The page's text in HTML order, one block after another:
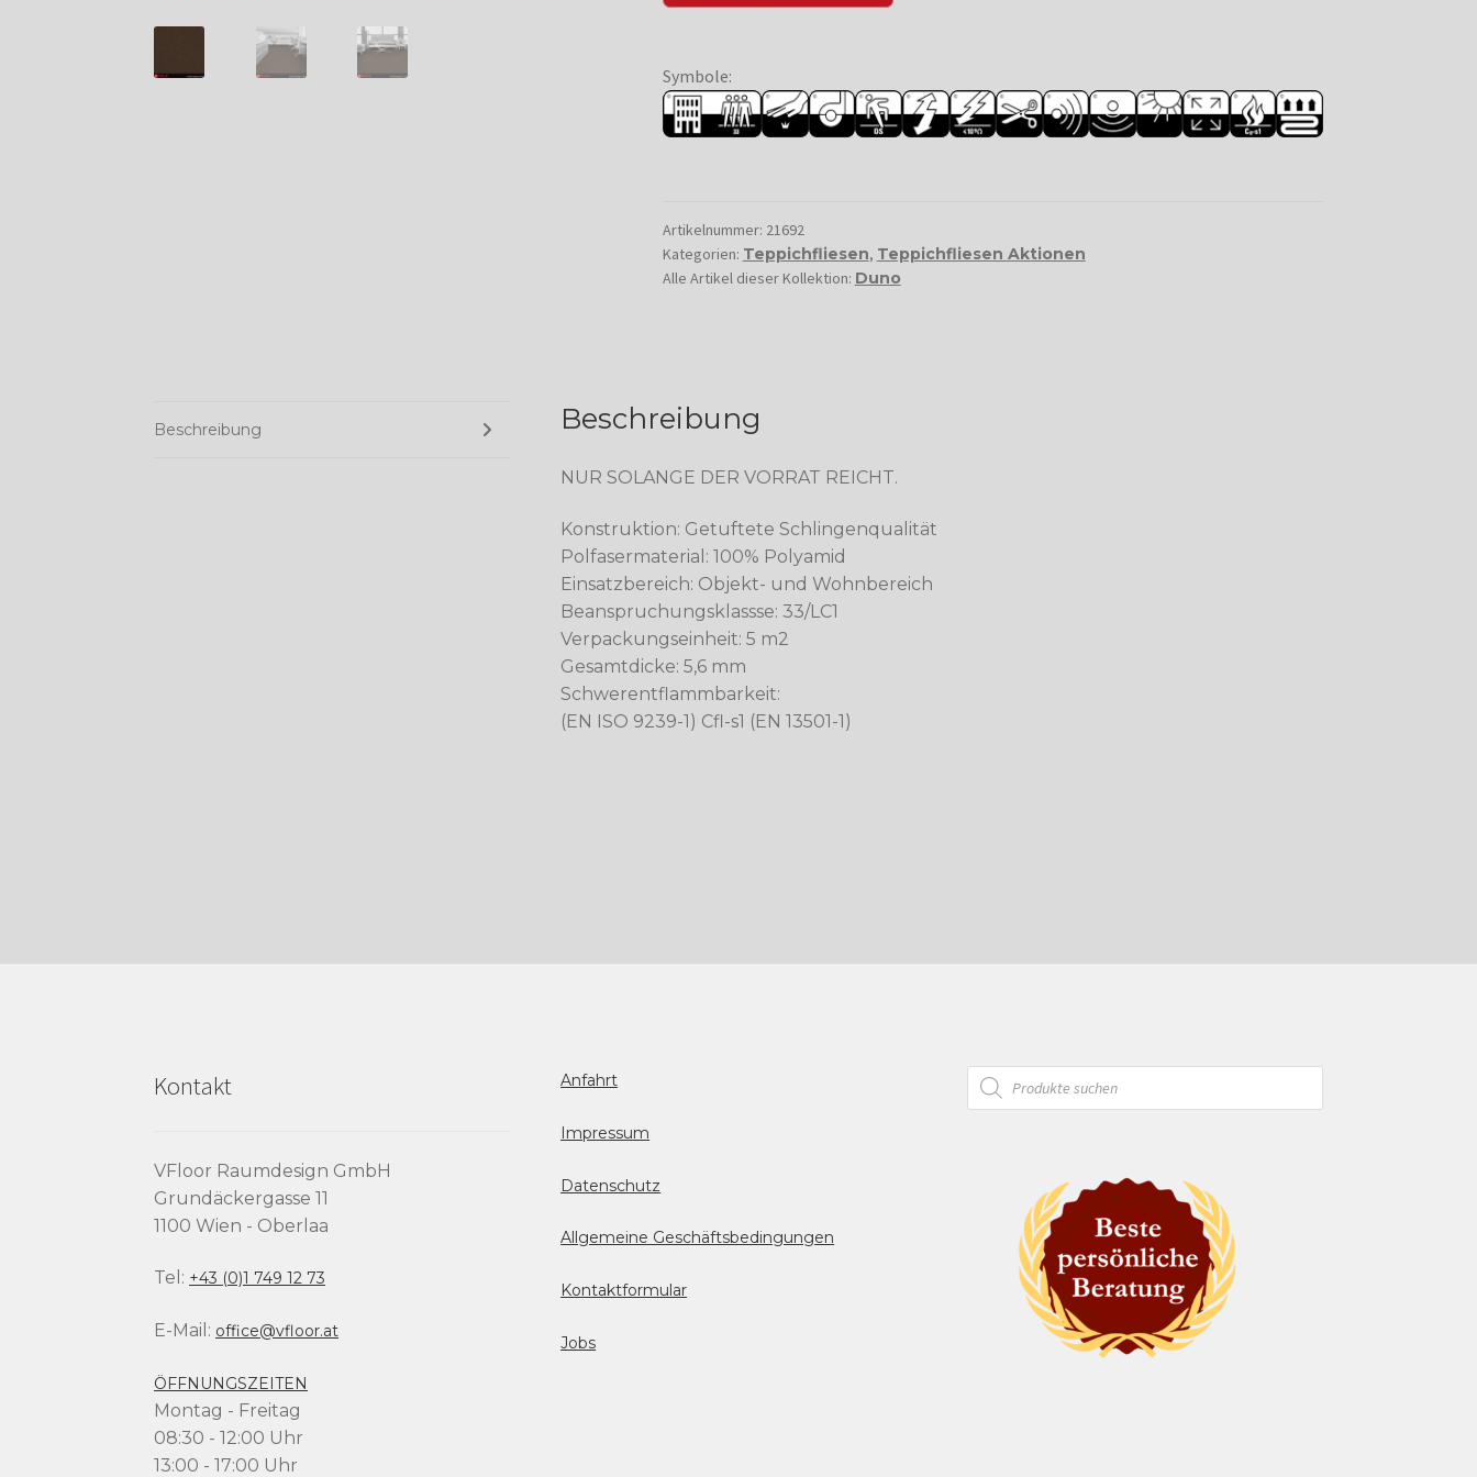
Symbole:
Artikelnummer: 21692
Kategorien: Teppichfliesen, Teppichfliesen Aktionen
Alle Artikel dieser Kollektion: Duno
Beschreibung Beschreibung
NUR SOLANGE DER VORRAT REICHT.
Konstruktion: Getuftete Schlingenqualität
Polfasermaterial: 100% Polyamid
Einsatzbereich: Objekt- und Wohnbereich
Beanspruchungsklassse: 33/LC1
Verpackungseinheit: 5 m2
Gesamtdicke: 5,6 mm
Schwerentflammbarkeit:
(EN ISO 9239-1) Cfl-s1 (EN 13501-1)
Kontakt
VFloor Raumdesign GmbH
Grundäckergasse 11
1100 Wien - Oberlaa
Tel: +43 (0)1 749 12 73
E-Mail: office@vfloor.at
ÖFFNUNGSZEITEN
Montag - Freitag
08:30 - 12:00 Uhr
13:00 - 17:00 Uhr
Anfahrt
Impressum
Datenschutz
Allgemeine Geschäftsbedingungen
Kontaktformular
Jobs
Products
search